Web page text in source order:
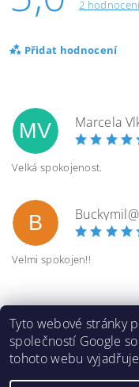
2 hodnocení
Přidat hodnocení
MV
Marcela
Velká spokojenost.
B
Velmi spokojen!!
2026 ©
Tyto webové stránky
společností Google
tohoto webu